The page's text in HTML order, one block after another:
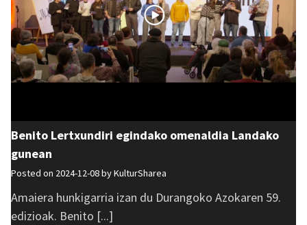
Benito Lertxundiri egindako omenaldia Landako
gunean
Posted on 2024-12-08 byKulturSharea
Amaiera hunkigarria izan du Durangoko Azokaren 59.
edizioak. Benito [...]